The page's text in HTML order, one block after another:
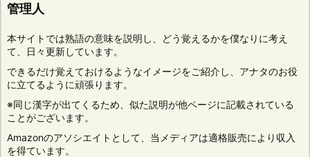
管理人
本サイトでは熟語の意味を説明し、どう覚えるかを僕なりに考え
て、日々更新しています。
できるだけ覚えておけるようなイメージをご紹介し、アナタのお役
に立てるように頑張ります。
※同じ漢字が出てくるため、似た説明が他ページに記載されている
ことがございます。
Amazonのアソシエイトとして、当メディアは適格販売により収入
を得ています。